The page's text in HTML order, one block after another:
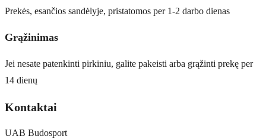
Prekės, esančios sandėlyje, pristatomos per 1-2 darbo dienas
Grąžinimas
Jei nesate patenkinti pirkiniu, galite pakeisti arba grąžinti prekę per
14 dienų
Kontaktai
UAB Budosport